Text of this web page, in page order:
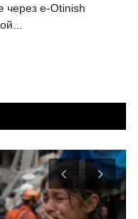
через e-Otinish